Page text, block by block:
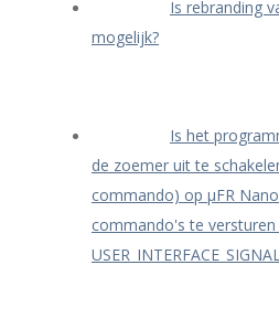
Is rebranding
mogelijk?
Is het
de zoemer uit te
commando) op μFR
commando's te versturen